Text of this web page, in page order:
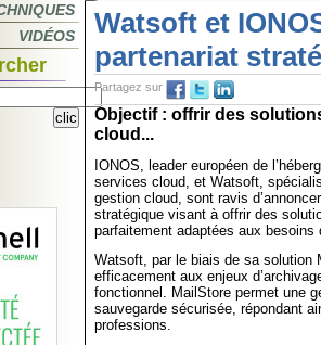
VIDÉOS
Watsoft et
partenariat
Partagez sur
Objectif : offrir des
cloud...
IONOS, leader européen de
services cloud, et Watsoft,
gestion cloud, sont ravis
stratégique visant à offrir des
parfaitement adaptées aux
Watsoft, par le biais de sa solution
efficacement aux enjeux
fonctionnel. MailStore permet une
sauvegarde sécurisée, répondant
professions.